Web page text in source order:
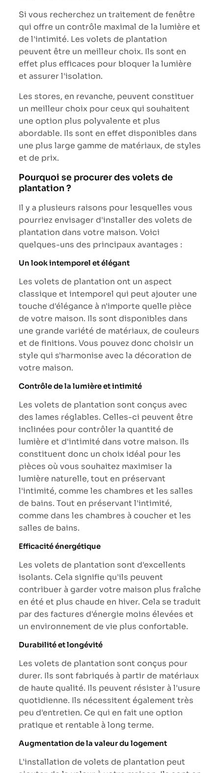
Si vous recherchez un traitement de fenêtre
qui offre un contrôle maximal de la lumière et
de l'intimité. Les volets de plantation
peuvent être un meilleur choix. Ils sont en
effet plus efficaces pour bloquer la lumière
et assurer l'isolation.
Les stores, en revanche, peuvent constituer
un meilleur choix pour ceux qui souhaitent
une option plus polyvalente et plus
abordable. Ils sont en effet disponibles dans
une plus large gamme de matériaux, de styles
et de prix.
Pourquoi se procurer des volets de
plantation ?
Il y a plusieurs raisons pour lesquelles vous
pourriez envisager d'installer des volets de
plantation dans votre maison. Voici
quelques-uns des principaux avantages :
Un look intemporel et élégant
Les volets de plantation ont un aspect
classique et intemporel qui peut ajouter une
touche d'élégance à n'importe quelle pièce
de votre maison. Ils sont disponibles dans
une grande variété de matériaux, de couleurs
et de finitions. Vous pouvez donc choisir un
style qui s'harmonise avec la décoration de
votre maison.
Contrôle de la lumière et intimité
Les volets de plantation sont conçus avec
des lames réglables. Celles-ci peuvent être
inclinées pour contrôler la quantité de
lumière et d'intimité dans votre maison. Ils
constituent donc un choix idéal pour les
pièces où vous souhaitez maximiser la
lumière naturelle, tout en préservant
l'intimité, comme les chambres et les salles
de bains. Tout en préservant l'intimité,
comme dans les chambres à coucher et les
salles de bains.
Efficacité énergétique
Les volets de plantation sont d'excellents
isolants. Cela signifie qu'ils peuvent
contribuer à garder votre maison plus fraîche
en été et plus chaude en hiver. Cela se traduit
par des factures d'énergie moins élevées et
un environnement de vie plus confortable.
Durabilité et longévité
Les volets de plantation sont conçus pour
durer. Ils sont fabriqués à partir de matériaux
de haute qualité. Ils peuvent résister à l'usure
quotidienne. Ils nécessitent également très
peu d'entretien. Ce qui en fait une option
pratique et rentable à long terme.
Augmentation de la valeur du logement
L'installation de volets de plantation peut